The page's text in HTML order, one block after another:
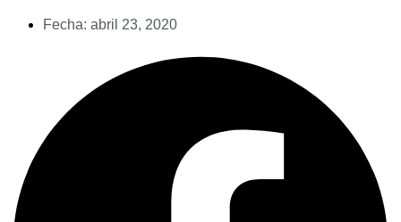
Fecha: abril 23, 2020